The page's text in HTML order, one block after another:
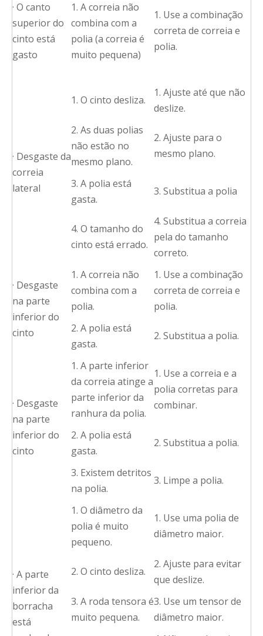
· O canto
superior do
cinto está
gasto
1. A correia não
combina com a
polia (a correia é
muito pequena)
1. Use a combinação
correta de correia e
polia.
· Desgaste da
correia
lateral
1. O cinto desliza.
1. Ajuste até que não
deslize.
2. As duas polias
não estão no
mesmo plano.
2. Ajuste para o
mesmo plano.
3. A polia está
gasta.
3. Substitua a polia
4. O tamanho do
cinto está errado.
4. Substitua a correia
pela do tamanho
correto.
· Desgaste
na parte
inferior do
cinto
1. A correia não
combina com a
polia.
1. Use a combinação
correta de correia e
polia.
2. A polia está
gasta.
2. Substitua a polia.
· Desgaste
na parte
inferior do
cinto
1. A parte inferior
da correia atinge a
parte inferior da
ranhura da polia.
1. Use a correia e a
polia corretas para
combinar.
2. A polia está
gasta.
2. Substitua a polia.
3. Existem detritos
na polia.
3. Limpe a polia.
· A parte
inferior da
borracha
está
1. O diâmetro da
polia é muito
pequeno.
1. Use uma polia de
diâmetro maior.
2. O cinto desliza.
2. Ajuste para evitar
que deslize.
3. A roda tensora é
muito pequena.
3. Use um tensor de
diâmetro maior.